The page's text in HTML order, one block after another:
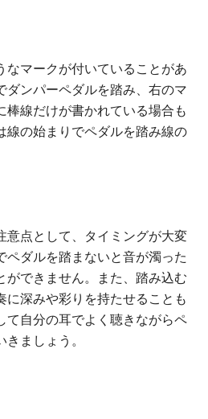
なマークが付いていることがあ
ダンパーペダルを踏み、右のマ
棒線だけが書かれている場合も
線の始まりでペダルを踏み線の
意点として、タイミングが大変
ペダルを踏まないと音が濁った
ができません。また、踏み込む
に深みや彩りを持たせることも
て自分の耳でよく聴きながらペ
ましょう。